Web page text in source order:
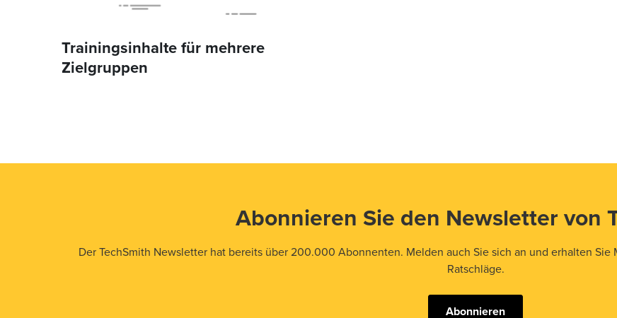
Trainingsinhalte für mehrere
Zielgruppen
Abonnieren Sie den Newsletter von
Der TechSmith Newsletter hat bereits über 200.000 Abonnenten. Melden auch Sie sich an und erhalten
Ratschläge.
Abonnieren